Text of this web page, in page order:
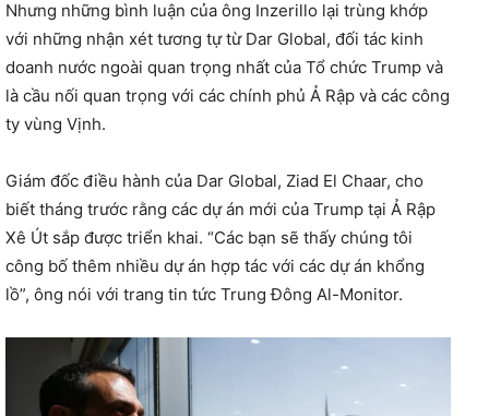
Nhưng những bình luận của ông Inzerillo lại trùng khớp
với những nhận xét tương tự từ Dar Global, đối tác kinh
doanh nước ngoài quan trọng nhất của Tổ chức Trump và
là cầu nối quan trọng với các chính phủ Ả Rập và các công
ty vùng Vịnh.
Giám đốc điều hành của Dar Global, Ziad El Chaar, cho
biết tháng trước rằng các dự án mới của Trump tại Ả Rập
Xê Út sắp được triển khai. “Các bạn sẽ thấy chúng tôi
công bố thêm nhiều dự án hợp tác với các dự án khổng
lồ”, ông nói với trang tin tức Trung Đông Al-Monitor.